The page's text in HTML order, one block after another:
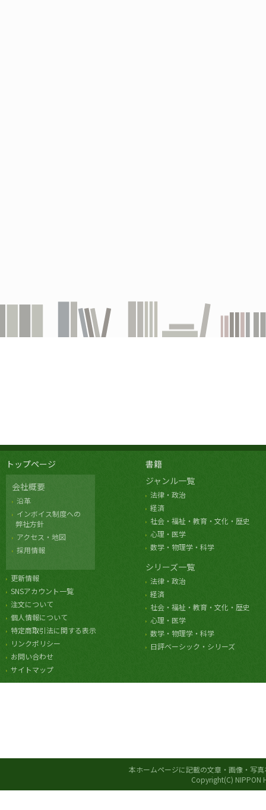
トップページ
会社概要
沿革
インボイス制度への
弊社方針
アクセス・地図
採用情報
更新情報
SNSアカウント一覧
注文について
個人情報について
特定商取引法に関する表示
リンクポリシー
お問い合わせ
サイトマップ
書籍
ジャンル一覧
法律・政治
経済
社会・福祉・教育・文化・歴史
心理・医学
数学・物理学・科学
シリーズ一覧
法律・政治
経済
社会・福祉・教育・文化・歴史
心理・医学
数学・物理学・科学
日評ベーシック・シリーズ
本ホームページに記載の文章・画像・写
Copyright(C) NIPPON